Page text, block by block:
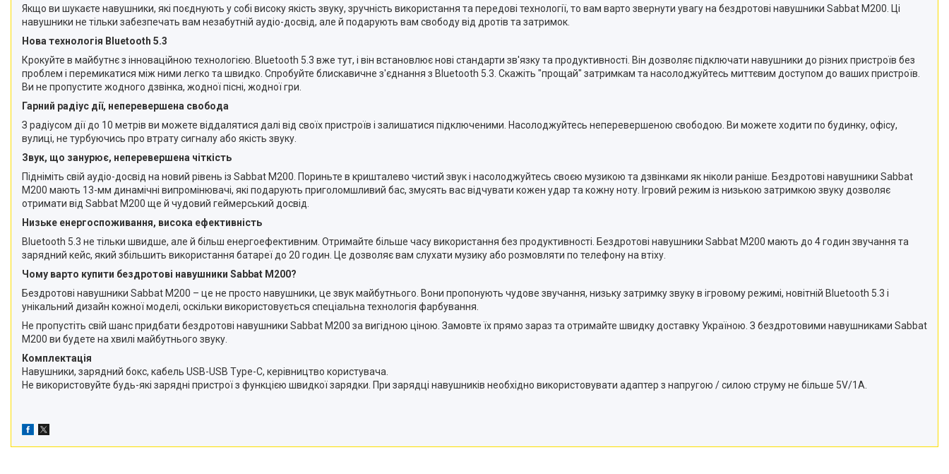
Якщо ви шукаєте навушники, які поєднують у собі високу якість звуку, зручність використання та передові технології, то вам варто звернути увагу на бездротові навушники Sabbat M200. Ці
навушники не тільки забезпечать вам незабутній аудіо-досвід, але й подарують вам свободу від дротів та затримок.
Нова технологія Bluetooth 5.3
Крокуйте в майбутнє з інноваційною технологією. Bluetooth 5.3 вже тут, і він встановлює нові стандарти зв'язку та продуктивності. Він дозволяє підключати навушники до різних пристроїв без
проблем і перемикатися між ними легко та швидко. Спробуйте блискавичне з'єднання з Bluetooth 5.3. Скажіть "прощай" затримкам та насолоджуйтесь миттєвим доступом до ваших пристроїв.
Ви не пропустите жодного дзвінка, жодної пісні, жодної гри.
Гарний радіус дії, неперевершена свобода
З радіусом дії до 10 метрів ви можете віддалятися далі від своїх пристроїв і залишатися підключеними. Насолоджуйтесь неперевершеною свободою. Ви можете ходити по будинку, офісу,
вулиці, не турбуючись про втрату сигналу або якість звуку.
Звук, що занурює, неперевершена чіткість
Підніміть свій аудіо-досвід на новий рівень із Sabbat M200. Пориньте в кришталево чистий звук і насолоджуйтесь своєю музикою та дзвінками як ніколи раніше. Бездротові навушники Sabbat
M200 мають 13-мм динамічні випромінювачі, які подарують приголомшливий бас, змусять вас відчувати кожен удар та кожну ноту. Ігровий режим із низькою затримкою звуку дозволяє
отримати від Sabbat M200 ще й чудовий геймерський досвід.
Низьке енергоспоживання, висока ефективність
Bluetooth 5.3 не тільки швидше, але й більш енергоефективним. Отримайте більше часу використання без продуктивності. Бездротові навушники Sabbat M200 мають до 4 годин звучання та
зарядний кейс, який збільшить використання батареї до 20 годин. Це дозволяє вам слухати музику або розмовляти по телефону на втіху.
Чому варто купити бездротові навушники Sabbat M200?
Бездротові навушники Sabbat M200 – це не просто навушники, це звук майбутнього. Вони пропонують чудове звучання, низьку затримку звуку в ігровому режимі, новітній Bluetooth 5.3 і
унікальний дизайн кожної моделі, оскільки використовується спеціальна технологія фарбування.
Не пропустіть свій шанс придбати бездротові навушники Sabbat M200 за вигідною ціною. Замовте їх прямо зараз та отримайте швидку доставку Україною. З бездротовими навушниками Sabbat
M200 ви будете на хвилі майбутнього звуку.
Комплектація
Навушники, зарядний бокс, кабель USB-USB Type-C, керівництво користувача.
Не використовуйте будь-які зарядні пристрої з функцією швидкої зарядки. При зарядці навушників необхідно використовувати адаптер з напругою / силою струму не більше 5V/1A.